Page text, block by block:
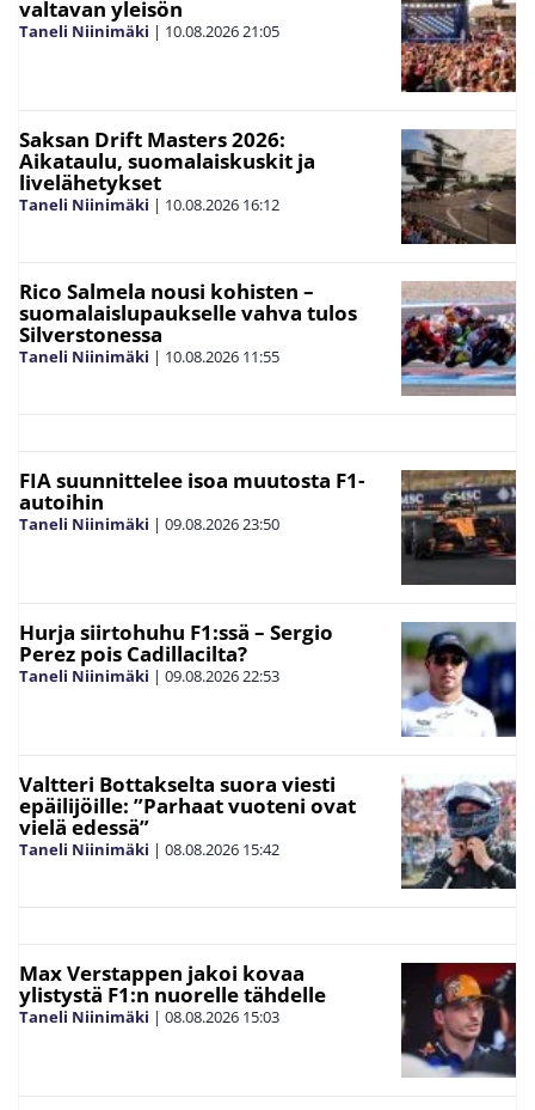
valtavan yleisön
Taneli Niinimäki | 10.08.202621:05
Saksan Drift Masters 2026:
Aikataulu, suomalaiskuskit ja
livelähetykset
Taneli Niinimäki | 10.08.2026 16:12
Rico Salmela nousi kohisten –
suomalaislupaukselle vahva tulos
Silverstonessa
Taneli Niinimäki | 10.08.2026 11:55
FIA suunnittelee isoa muutosta F1-
autoihin
Taneli Niinimäki | 09.08.202623:50
Hurja siirtohuhu F1:ssä – Sergio
Perez pois Cadillacilta?
Taneli Niinimäki | 09.08.202622:53
Valtteri Bottakselta suora viesti
epäilijöille: ”Parhaat vuoteni ovat
vielä edessä”
Taneli Niinimäki | 08.08.2026 15:42
Max Verstappen jakoi kovaa
ylistystä F1:n nuorelle tähdelle
Taneli Niinimäki | 08.08.2026 15:03